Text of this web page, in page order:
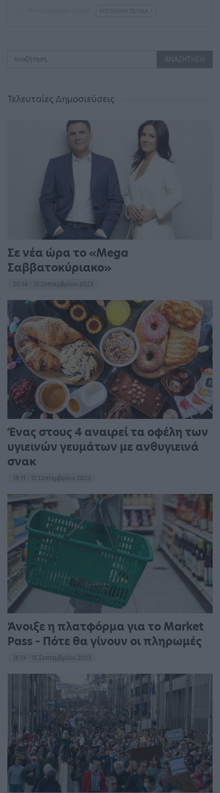
ΕΠΌΜΕΝΗ ΣΕΛΊΔΑ
Τελευταίες Δημοσιεύσεις
Σε νέα ώρα το «Mega
Σαββατοκύριακο»
20:14 - 15 Σεπτεμβρίου 2023
Ένας στους 4 αναιρεί τα οφέλη των
υγιεινών γευμάτων με ανθυγιεινά
σνακ
18:11 - 15 Σεπτεμβρίου 2023
Άνοιξε η πλατφόρμα για το Market
Pass – Πότε θα γίνουν οι πληρωμές
15:13 - 15 Σεπτεμβρίου 2023